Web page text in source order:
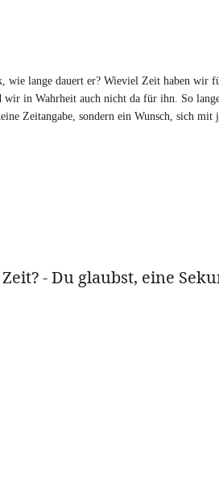
wie lange dauert er? Wieviel Zeit haben wir
in Wahrheit auch nicht da für ihn. So
Zeitangabe, sondern ein Wunsch, sich mit
- Du glaubst, eine